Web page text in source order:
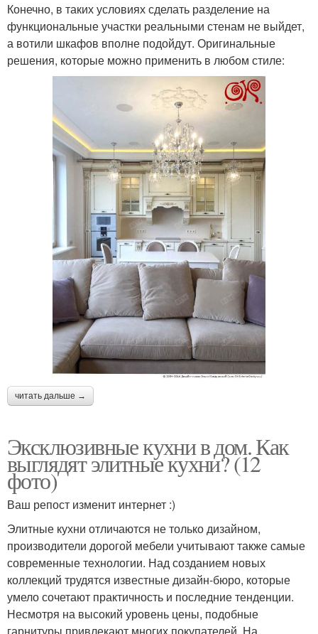
Конечно, в таких условиях сделать разделение на
функциональные участки реальными стенам не выйдет,
а вотили шкафов вполне подойдут. Оригинальные
решения, которые можно применить в любом стиле:
читать дальше →
Эксклюзивные кухни в дом. Как
выглядят элитные кухни? (12
фото)
Ваш репост изменит интернет :)
Элитные кухни отличаются не только дизайном,
производители дорогой мебели учитывают также самые
современные технологии. Над созданием новых
коллекций трудятся известные дизайн-бюро, которые
умело сочетают практичность и последние тенденции.
Несмотря на высокий уровень цены, подобные